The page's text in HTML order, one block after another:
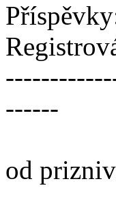
------
od